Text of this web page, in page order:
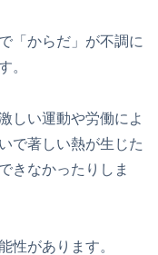
「からだ」が不調に
。
しい運動や労働によ
で著しい熱が生じた
きなかったりしま
性があります。